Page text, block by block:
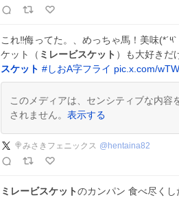
これ‼️侮ってた。、めっちゃ馬！美味
ケット（ ミレービスケット ）も大好き
スケット #しおA字フライ pic.x.com/
このメディアは、センシティブな内容
されません。 表示する
🍭みさきフェニックス @ hentaina82
ミレービスケットのカンパン 食べ尽く